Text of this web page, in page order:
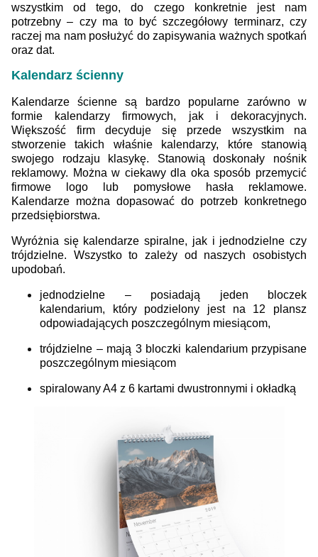
wszystkim od tego, do czego konkretnie jest nam
potrzebny – czy ma to być szczegółowy terminarz, czy
raczej ma nam posłużyć do zapisywania ważnych spotkań
oraz dat.
Kalendarz ścienny
Kalendarze ścienne są bardzo popularne zarówno w
formie kalendarzy firmowych, jak i dekoracyjnych.
Większość firm decyduje się przede wszystkim na
stworzenie takich właśnie kalendarzy, które stanowią
swojego rodzaju klasykę. Stanowią doskonały nośnik
reklamowy. Można w ciekawy dla oka sposób przemycić
firmowe logo lub pomysłowe hasła reklamowe.
Kalendarze można dopasować do potrzeb konkretnego
przedsiębiorstwa.
Wyróżnia się kalendarze spiralne, jak i jednodzielne czy
trójdzielne. Wszystko to zależy od naszych osobistych
upodobań.
jednodzielne – posiadają jeden bloczek
kalendarium, który podzielony jest na 12 plansz
odpowiadających poszczególnym miesiącom,
trójdzielne – mają 3 bloczki kalendarium przypisane
poszczególnym miesiącom
spiralowany A4 z 6 kartami dwustronnymi i okładką